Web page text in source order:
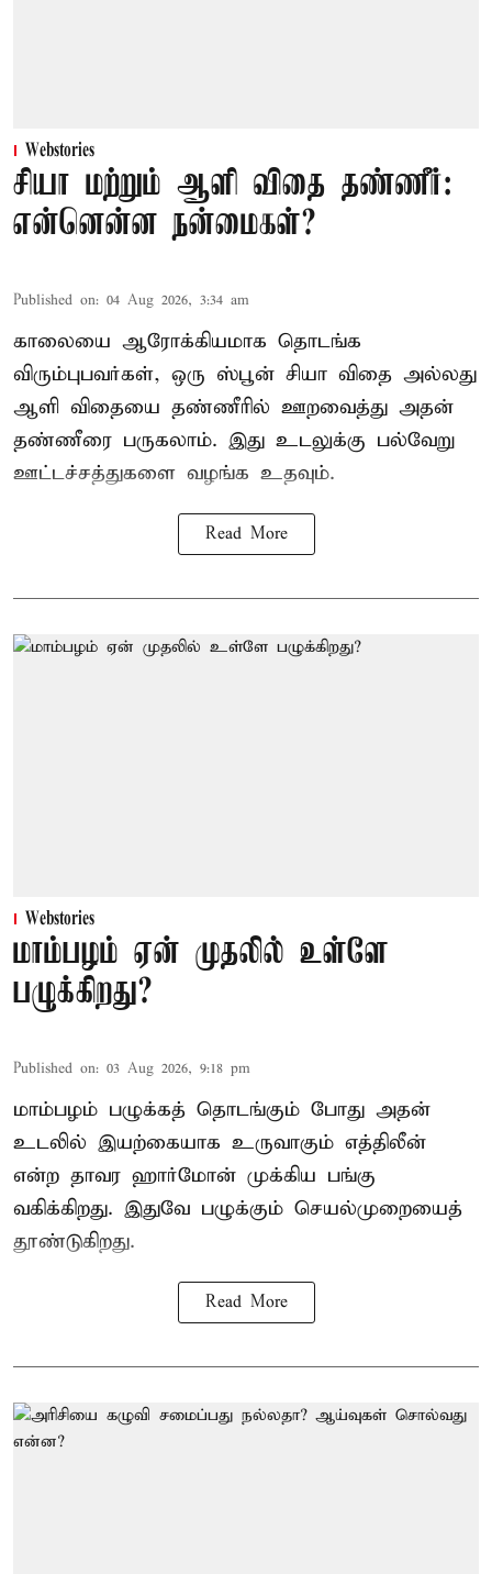
Webstories
சியா மற்றும் ஆளி விதை தண்ணீர்:
என்னென்ன நன்மைகள்?
Published on: 04 Aug 2026, 3:34 am
காலையை ஆரோக்கியமாக தொடங்க
விரும்புபவர்கள், ஒரு ஸ்பூன் சியா விதை அல்லது
ஆளி விதையை தண்ணீரில் ஊறவைத்து அதன்
தண்ணீரை பருகலாம். இது உடலுக்கு பல்வேறு
ஊட்டச்சத்துகளை வழங்க உதவும்.
Read More
Webstories
மாம்பழம் ஏன் முதலில் உள்ளே
பழுக்கிறது?
Published on: 03 Aug 2026, 9:18 pm
மாம்பழம் பழுக்கத் தொடங்கும் போது அதன்
உடலில் இயற்கையாக உருவாகும் எத்திலீன்
என்ற தாவர ஹார்மோன் முக்கிய பங்கு
வகிக்கிறது. இதுவே பழுக்கும் செயல்முறையைத்
தூண்டுகிறது.
Read More